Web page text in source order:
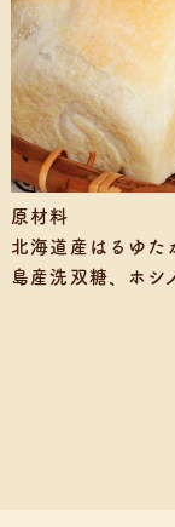
原材料
北海道産はるゆた
島産洗双糖、ホシ